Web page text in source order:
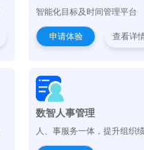
智能化目标及时间管理平台
申请体验 查看详
数智人事管理
人、事服务一体，提升组织